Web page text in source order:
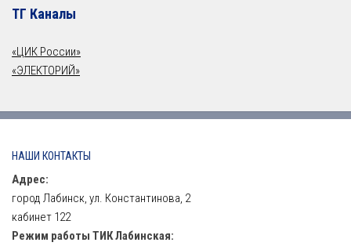
ТГ Каналы
«ЦИК России»
«ЭЛЕКТОРИЙ»
НАШИ КОНТАКТЫ
Адрес:
город Лабинск, ул. Константинова, 2
кабинет 122
Режим работы ТИК Лабинская: